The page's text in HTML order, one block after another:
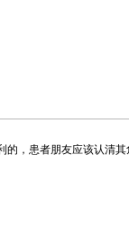
，患者朋友应该认清其